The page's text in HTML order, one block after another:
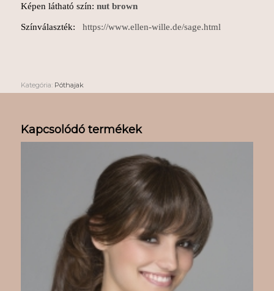
Képen látható szín: nut brown
Színválaszték: https://www.ellen-wille.de/sage.html
Kategória: Póthajak
Kapcsolódó termékek